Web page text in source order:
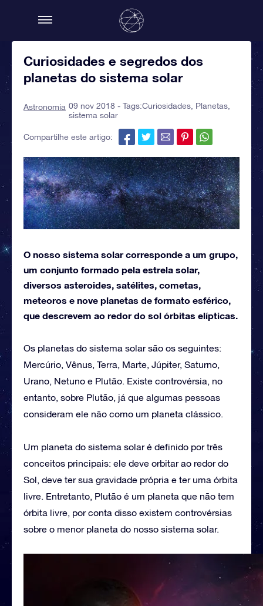
Curiosidades e segredos dos
planetas do sistema solar
Astronomia 09 nov 2018 - Tags:Curiosidades Planetas
sistema solar
Compartilhe este artigo:
O nosso sistema solar corresponde a um grupo,
um conjunto formado pela estrela solar,
diversos asteroides, satélites, cometas,
meteoros e nove planetas de formato esférico,
que descrevem ao redor do sol órbitas elípticas.
Os planetas do sistema solar são os seguintes:
Mercúrio, Vênus, Terra, Marte, Júpiter, Saturno,
Urano, Netuno e Plutão. Existe controvérsia, no
entanto, sobre Plutão, já que algumas pessoas
consideram ele não como um planeta clássico.
Um planeta do sistema solar é definido por três
conceitos principais: ele deve orbitar ao redor do
Sol, deve ter sua gravidade própria e ter uma órbita
livre. Entretanto, Plutão é um planeta que não tem
órbita livre, por conta disso existem controvérsias
sobre o menor planeta do nosso sistema solar.